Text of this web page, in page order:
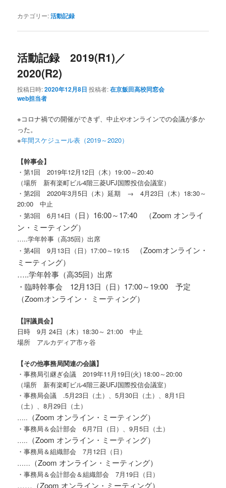
カテゴリー:活動記録
活動記録 2019(R1)／
2020(R2)
投稿日時:2020年12月8日 投稿者:在京飯田高校同窓会
web担当者
※コロナ禍での開催ができず、中止やオンラインでの会議が多か
った。
※年間スケジュール表（2019～2020）
【幹事会】
・第1回 2019年12月12日（木）19:00～20:40
（場所 新有楽町ビル4階三菱UFJ国際投信会議室）
・第2回 2020年3月5日（木）延期 → 4月23日（木）18:30～
20:00 中止
・第3回 6月14日 （日）16:00～17:40 （Zoom オンライ
ン・ミーティング）
…..学年幹事（高35回）出席
・第4回 9月13日（日）17:00～19:15
（Zoomオンライン・
ミーティング）
…..学年幹事（高35回）出席
・臨時幹事会 12月13日（日）17:00～19:00 予定
（Zoomオンライン・ ミーティング）
【評議員会】
日時 9月 24日（木）18:30～ 21:00 中止
場所 アルカディア市ヶ谷
【その他事務局関連の会議】
・事務局引継ぎ会議 2019年11月19日(火) 18:00～20:00
（場所 新有楽町ビル4階三菱UFJ国際投信会議室）
・事務局会議 .5月23日（土）、5月30日（土）、8月1日
（土）、8月29日（土）
….. （Zoom オンライン・ミーティング）
・事務局＆会計部会 6月7日（日）、9月5日（土）
….. （Zoom オンライン・ミーティング）
・事務局＆組織部会 7月12日（日）
…… （Zoom オンライン・ミーティング）
・事務局＆会計部会＆組織部会 7月19日（日）
……（Zoom オンライン・ミーティング）